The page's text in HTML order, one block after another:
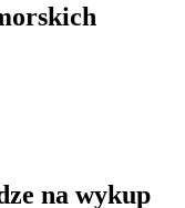
na wykup